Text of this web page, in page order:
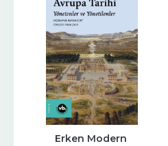
Erken Modern